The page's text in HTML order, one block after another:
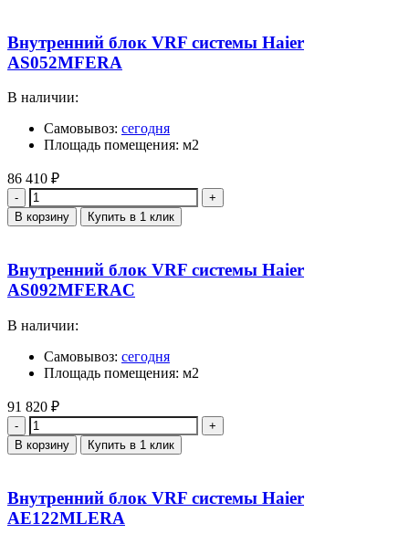
Внутренний блок VRF системы Haier
AS052MFERA
В наличии:
Самовывоз: сегодня
Площадь помещения: м2
86 410 ₽
Количество
В корзину Купить в 1 клик
Внутренний блок VRF системы Haier
AS092MFERAC
В наличии:
Самовывоз: сегодня
Площадь помещения: м2
91 820 ₽
Количество
В корзину Купить в 1 клик
Внутренний блок VRF системы Haier
AE122MLERA